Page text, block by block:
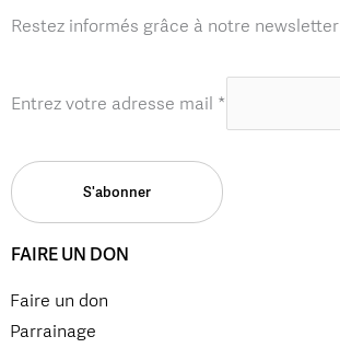
Restez informés grâce à notre newsletter
Entrez votre adresse mail *
FAIRE UN DON
Faire un don
Parrainage